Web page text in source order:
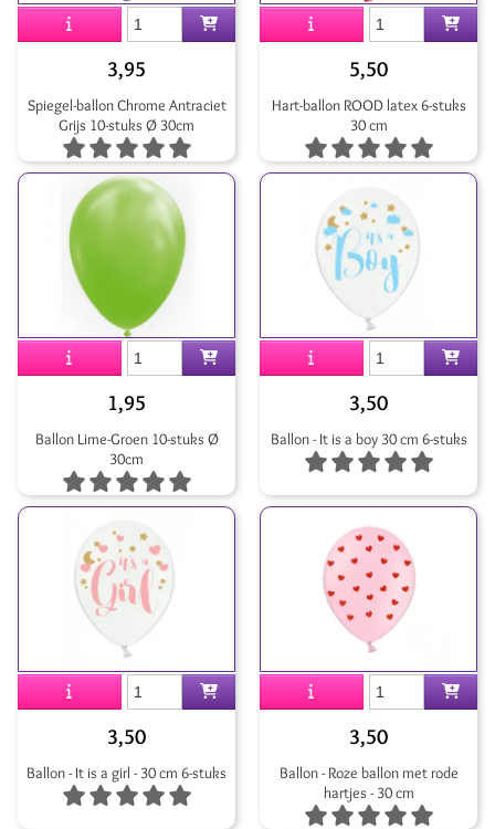
3,95
Spiegel-ballon Chrome Antraciet
Grijs 10-stuks Ø 30cm
5,50
Hart-ballon ROOD latex 6-stuks
30 cm
1,95
Ballon Lime-Groen 10-stuks Ø
30cm
3,50
Ballon - It is a boy 30 cm 6-stuks
3,50
Ballon - It is a girl - 30 cm 6-stuks
3,50
Ballon - Roze ballon met rode
hartjes - 30 cm